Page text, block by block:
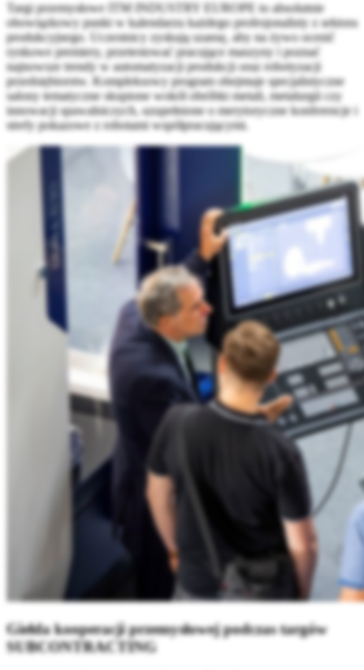
Targi przemysłowe ITM INDUSTRY EUROPE to absolutnie
obowiązkowy punkt w kalendarzu każdego profesjonalisty z sektora
produkcyjnego. Uczestnicy zyskują szansę, aby na żywo ocenić
rynkowe premiery, przetestować pracujące maszyny i poznać
najnowsze trendy w automatyzacji produkcji oraz robotyzacji
przedsiębiorstw. Kompleksowy program obejmuje specjalistyczne
salony tematyczne skupione wokół obróbki metali, metalurgii czy
innowacji spawalniczych, uzupełnione o merytoryczne konferencje i
strefy pokazowe z robotami współpracującymi.
Giełda kooperacji przemysłowej podczas targów
SUBCONTRACTING